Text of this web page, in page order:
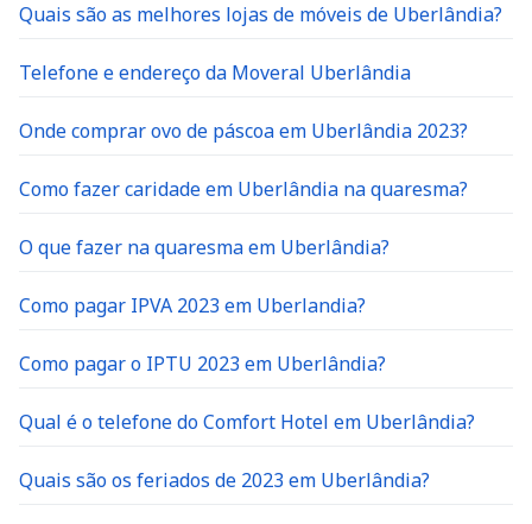
Quais são as melhores lojas de móveis de Uberlândia?
Telefone e endereço da Moveral Uberlândia
Onde comprar ovo de páscoa em Uberlândia 2023?
Como fazer caridade em Uberlândia na quaresma?
O que fazer na quaresma em Uberlândia?
Como pagar IPVA 2023 em Uberlandia?
Como pagar o IPTU 2023 em Uberlândia?
Qual é o telefone do Comfort Hotel em Uberlândia?
Quais são os feriados de 2023 em Uberlândia?